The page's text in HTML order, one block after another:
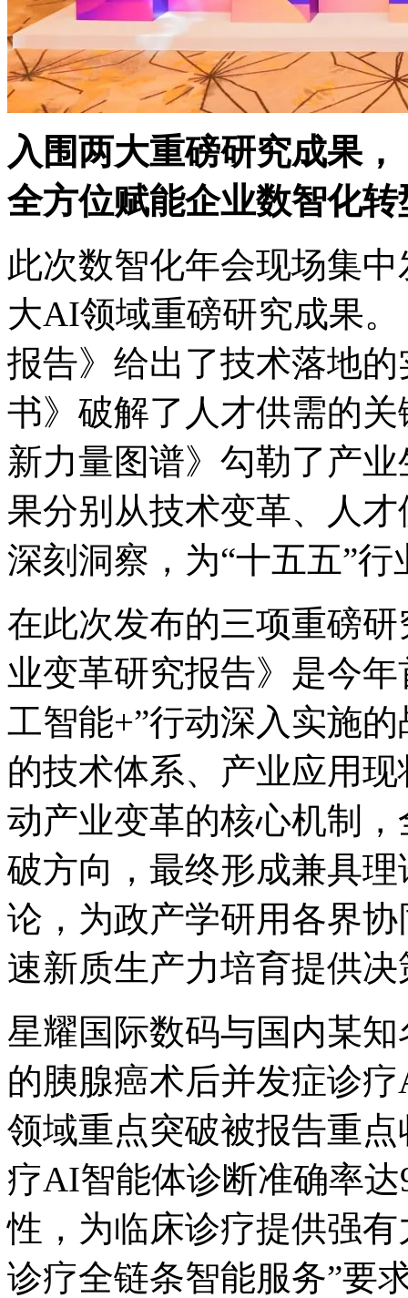
入围两大重磅研究成果，
全方位赋能企业数智化转
此次数智化年会现场集
大AI领域重磅研究成果
报告》给出了技术落地的
书》破解了人才供需的关
新力量图谱》勾勒了产
果分别从技术变革、人
深刻洞察，为“十五五
在此次发布的三项重磅研
业变革研究报告》是今
工智能+”行动深入实施的
的技术体系、产业应用
动产业变革的核心机制
破方向，最终形成兼
论，为政产学研用各界
速新质生产力培育提供
星耀国际数码与国内某
的胰腺癌术后并发症诊疗
领域重点突破被报告重点
疗AI智能体诊断准确率达
性，为临床诊疗提供强有
诊疗全链条智能服务”要